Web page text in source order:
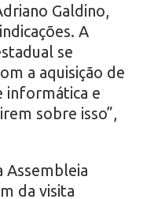
Galdino,
A
se
a aquisição de
informática e
sobre isso”,
Assembleia
da visita